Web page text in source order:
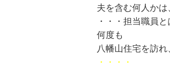
夫を含む何人かは
・・・担当職員
何度も
八幡山住宅を訪れ
・・・・